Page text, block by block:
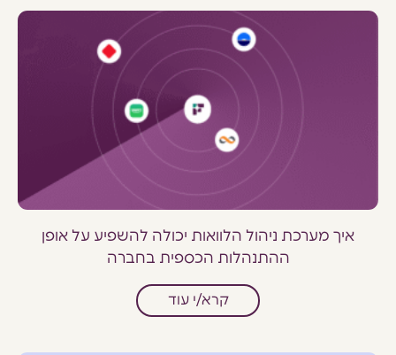
איך מערכת ניהול הלוואות יכולה להשפיע על אופן
ההתנהלות הכספית בחברה
קרא/י עוד